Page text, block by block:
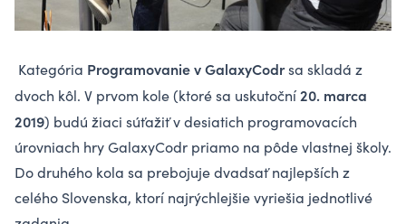
Kategória Programovanie v GalaxyCodrsa skladá z
dvoch kôl. V prvom kole (ktoré sa uskutoční20. marca
2019) budú žiaci súťažiť v desiatich programovacích
úrovniach hry GalaxyCodr priamo na pôde vlastnej školy.
Do druhého kola sa prebojuje dvadsať najlepších z
celého Slovenska, ktorí najrýchlejšie vyriešia jednotlivé